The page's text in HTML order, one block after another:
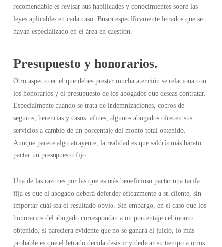
recomendable es revisar sus habilidades y conocimientos sobre las
leyes aplicables en cada caso. Busca específicamente letrados que se
hayan especializado en el área en cuestión.
Presupuesto y honorarios.
Otro aspecto en el que debes prestar mucha atención se relaciona con
los honorarios y el presupuesto de los abogados que deseas contratar.
Especialmente cuando se trata de indemnizaciones, cobros de
seguros, herencias y casos afines, algunos abogados ofrecen sus
servicios a cambio de un porcentaje del monto total obtenido.
Aunque parece algo atrayente, la realidad es que saldría más barato
pactar un presupuesto fijo.
Una de las razones por las que es más beneficioso pactar una tarifa
fija es que el abogado deberá defender eficazmente a su cliente, sin
importar cuál sea el resultado obvio. Sin embargo, en el caso que los
honorarios del abogado correspondan a un porcentaje del monto
obtenido, si pareciera evidente que no se ganará el juicio, lo más
probable es que el letrado decida desistir y dedicar su tiempo a otros